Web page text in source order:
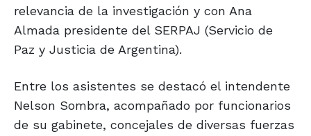
relevancia de la investigación y con Ana
Almada presidente del SERPAJ (Servicio de
Paz y Justicia de Argentina).
Entre los asistentes se destacó el intendente
Nelson Sombra, acompañado por funcionarios
de su gabinete, concejales de diversas fuerzas